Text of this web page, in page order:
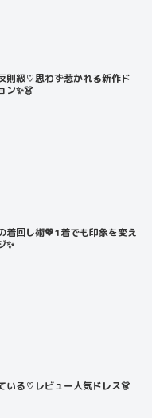
則級♡思わず惹かれる新作ド
ン✨👗
着回し術💖1着でも印象を変え
✨
いる♡レビュー人気ドレス👗